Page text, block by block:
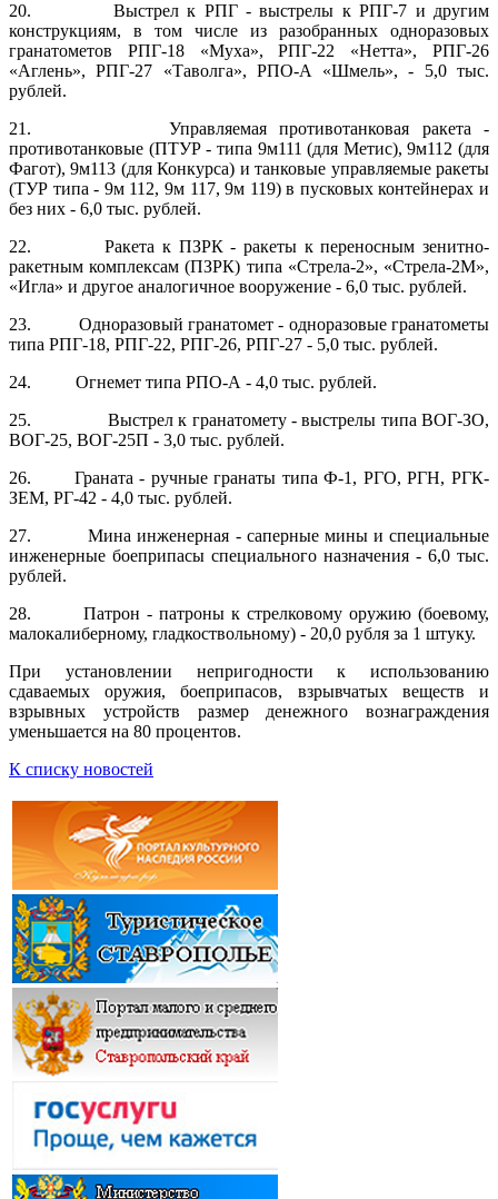
20. Выстрел к РПГ - выстрелы к РПГ-7 и другим
конструкциям, в том числе из разобранных одноразовых
гранатометов РПГ-18 «Муха», РПГ-22 «Нетта», РПГ-26
«Аглень», РПГ-27 «Таволга», РПО-А «Шмель», - 5,0 тыс.
рублей.
21. Управляемая противотанковая ракета -
противотанковые (ПТУР - типа 9м111 (для Метис), 9м112 (для
Фагот), 9м113 (для Конкурса) и танко­вые управляемые ракеты
(ТУР типа - 9м 112, 9м 117, 9м 119) в пусковых кон­тейнерах и
без них - 6,0 тыс. рублей.
22. Ракета к ПЗРК - ракеты к переносным зенитно-
ракетным комплек­сам (ПЗРК) типа «Стрела-2», «Стрела-2М»,
«Игла» и другое аналогичное вооружение - 6,0 тыс. рублей.
23. Одноразовый гранатомет - одноразовые гранатометы
типа РПГ-18, РПГ-22, РПГ-26, РПГ-27 - 5,0 тыс. рублей.
24. Огнемет типа РПО-А - 4,0 тыс. рублей.
25. Выстрел к гранатомету - выстрелы типа ВОГ-ЗО,
ВОГ-25, ВОГ-25П - 3,0 тыс. рублей.
26. Граната - ручные гранаты типа Ф-1, РГО, РГН, РГК-
ЗЕМ, РГ-42 - 4,0 тыс. рублей.
27. Мина инженерная - саперные мины и специальные
инженерные боеприпасы специального назначения - 6,0 тыс.
рублей.
28. Патрон - патроны к стрелковому оружию (боевому,
малокалибер­ному, гладкоствольному) - 20,0 рубля за 1 штуку.
При установлении непригодности к использованию
сдаваемых оружия, боеприпасов, взрывчатых веществ и
взрывных устройств размер денежного вознаграждения
уменьшается на 80 процентов.
К списку новостей